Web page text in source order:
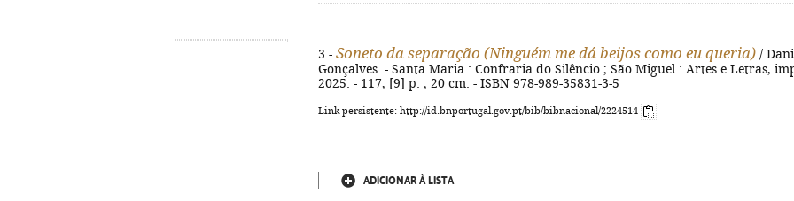
3 - Soneto da separação (Ninguém me dá beijos como eu queria) /
Gonçalves. - Santa Maria : Confraria do Silêncio ; São Miguel : Artes e Letras,
2025. - 117, [9] p. ; 20 cm. - ISBN 978-989-35831-3-5
Link persistente: http://id.bnportugal.gov.pt/bib/bibnacional/2224514
ADICIONAR À LISTA